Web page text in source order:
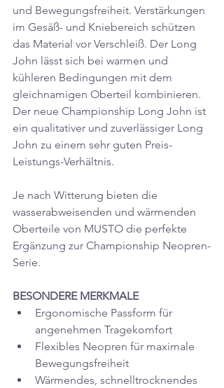
und Bewegungsfreiheit. Verstärkungen
im Gesäß- und Kniebereich schützen
das Material vor Verschleiß. Der Long
John lässt sich bei warmen und
kühleren Bedingungen mit dem
gleichnamigen Oberteil kombinieren.
Der neue Championship Long John ist
ein qualitativer und zuverlässiger Long
John zu einem sehr guten Preis-
Leistungs-Verhältnis.
Je nach Witterung bieten die
wasserabweisenden und wärmenden
Oberteile von MUSTO die perfekte
Ergänzung zur Championship Neopren-
Serie.
BESONDERE MERKMALE
Ergonomische Passform für
angenehmen Tragekomfort
Flexibles Neopren für maximale
Bewegungsfreiheit
Wärmendes, schnelltrocknendes